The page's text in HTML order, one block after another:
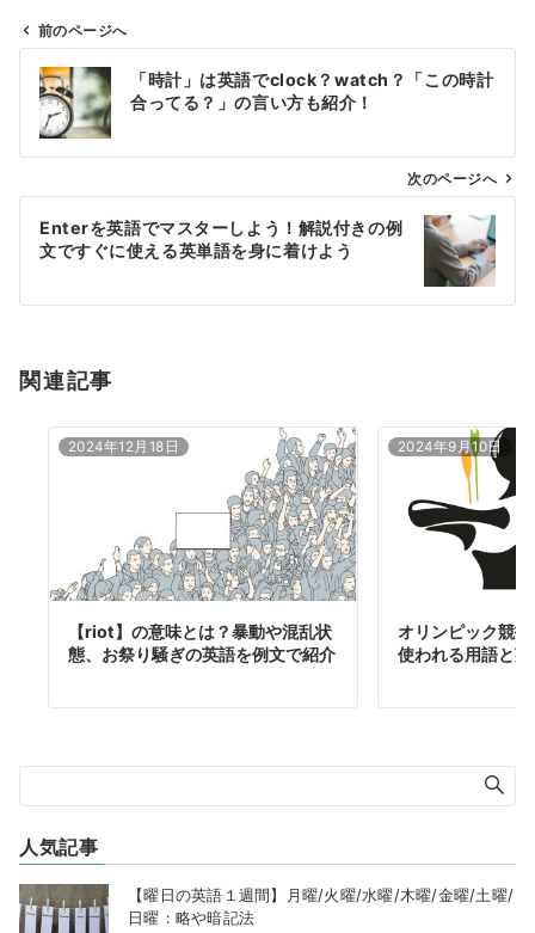
ン
前のページへ
「時計」は英語でclock？watch？「この時計
合ってる？」の言い方も紹介！
次のページへ
Enterを英語でマスターしよう！解説付きの例
文ですぐに使える英単語を身に着けよう
関連記事
2024年12月18日
【riot】の意味とは？暴動や混乱状
態、お祭り騒ぎの英語を例文で紹介
2024年9月10日
オリンピック競
使われる用語と
人気記事
【曜日の英語１週間】月曜/火曜/水曜/木曜/金曜/土曜/
日曜：略や暗記法